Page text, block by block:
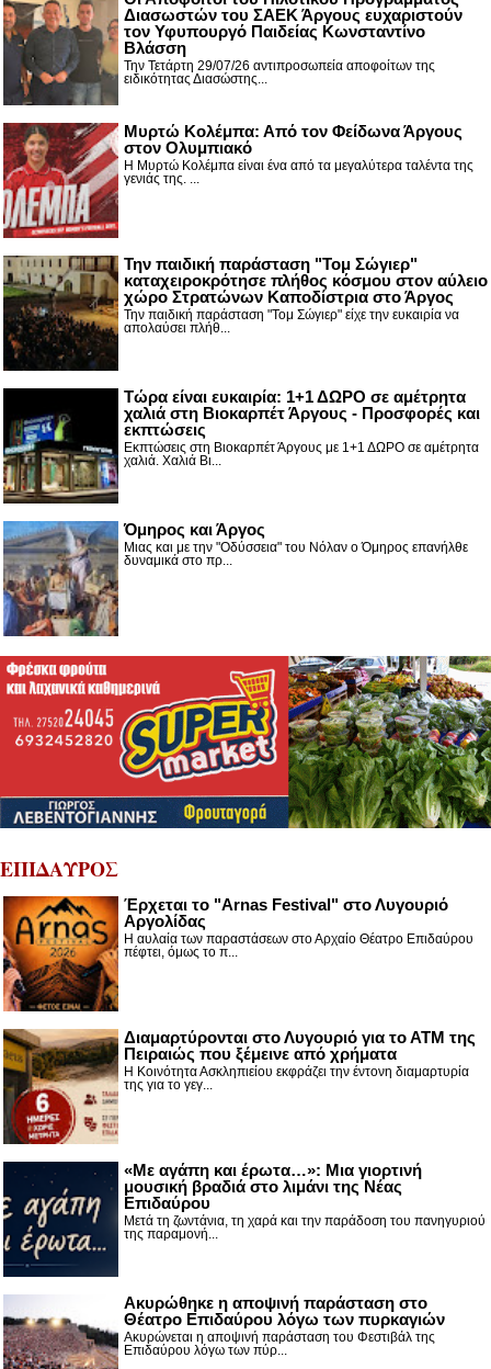
Διασωστών του ΣΑΕΚ Άργους ευχαριστούν
τον Υφυπουργό Παιδείας Κωνσταντίνο
Βλάσση
Την Τετάρτη 29/07/26 αντιπροσωπεία αποφοίτων της
ειδικότητας Διασώστης...
Μυρτώ Κολέμπα: Από τον Φείδωνα Άργους
στον Ολυμπιακό
Η Μυρτώ Κολέμπα είναι ένα από τα μεγαλύτερα ταλέντα της
γενιάς της. ...
Την παιδική παράσταση "Τομ Σώγιερ"
καταχειροκρότησε πλήθος κόσμου στον αύλειο
χώρο Στρατώνων Καποδίστρια στο Άργος
Την παιδική παράσταση "Τομ Σώγιερ" είχε την ευκαιρία να
απολαύσει πλήθ...
Τώρα είναι ευκαιρία: 1+1 ΔΩΡΟ σε αμέτρητα
χαλιά στη Βιοκαρπέτ Άργους - Προσφορές και
εκπτώσεις
Εκπτώσεις στη Βιοκαρπέτ Άργους με 1+1 ΔΩΡΟ σε αμέτρητα
χαλιά. Χαλιά Βι...
Όμηρος και Άργος
Μιας και με την "Οδύσσεια" του Νόλαν ο Όμηρος επανήλθε
δυναμικά στο πρ...
ΕΠΙΔΑΥΡΟΣ
Έρχεται το "Arnas Festival" στο Λυγουριό
Αργολίδας
Η αυλαία των παραστάσεων στο Αρχαίο Θέατρο Επιδαύρου
πέφτει, όμως το π...
Διαμαρτύρονται στο Λυγουριό για το ΑΤΜ της
Πειραιώς που ξέμεινε από χρήματα
Η Κοινότητα Ασκληπιείου εκφράζει την έντονη διαμαρτυρία
της για το γεγ...
«Με αγάπη και έρωτα…»: Μια γιορτινή
μουσική βραδιά στο λιμάνι της Νέας
Επιδαύρου
Μετά τη ζωντάνια, τη χαρά και την παράδοση του πανηγυριού
της παραμονή...
Ακυρώθηκε η αποψινή παράσταση στο
Θέατρο Επιδαύρου λόγω των πυρκαγιών
Ακυρώνεται η αποψινή παράσταση του Φεστιβάλ της
Επιδαύρου λόγω των πύρ...